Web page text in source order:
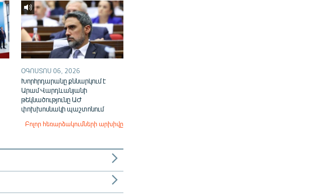
ՕԳՈՍՏՈՍ 06, 2026
Խորհրդարանը քննարկում է
Արամ Վարդևանյանի
թեկնածությունը ԱԺ
փոխխոսնակի պաշտոնում
Բոլոր հեռարձակումների արխիվը